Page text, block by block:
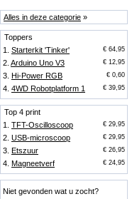
Alles in deze categorie »
Toppers
1. Starterkit 'Tinker' € 64,95
2. Arduino Uno V3 € 12,95
3. Hi-Power RGB € 0,60
4. 4WD Robotplatform 1 € 39,95
Top 4 print
1. TFT-Oscilloscoop € 29,95
2. USB-microscoop € 29,95
3. Etszuur € 26,95
4. Magneetverf € 24,95
Niet gevonden wat u zocht?